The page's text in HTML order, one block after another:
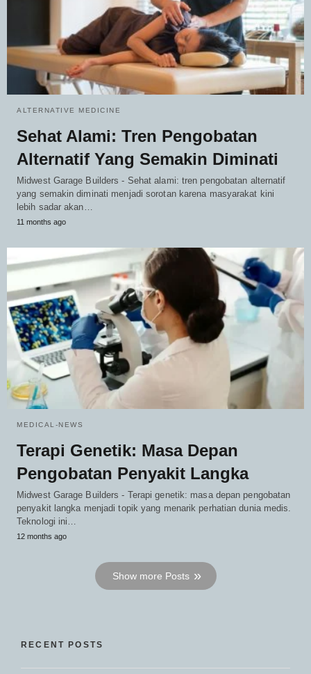
ALTERNATIVE MEDICINE
Sehat Alami: Tren Pengobatan
Alternatif Yang Semakin Diminati
Midwest Garage Builders - Sehat alami: tren pengobatan alternatif
yang semakin diminati menjadi sorotan karena masyarakat kini
lebih sadar akan…
11 months ago
MEDICAL-NEWS
Terapi Genetik: Masa Depan
Pengobatan Penyakit Langka
Midwest Garage Builders - Terapi genetik: masa depan pengobatan
penyakit langka menjadi topik yang menarik perhatian dunia medis.
Teknologi ini…
12 months ago
Show more Posts
RECENT POSTS